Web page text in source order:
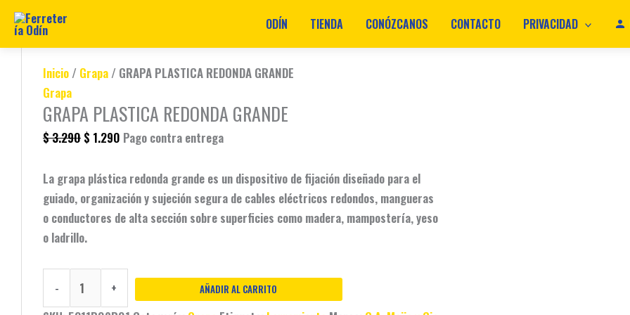
Ir
contenido
ODÍN TIENDA CONÓZCANOS CONTACTO PRIVACIDAD
Inicio / Grapa / GRAPA PLASTICA REDONDA GRANDE
Grapa
GRAPA PLASTICA REDONDA GRANDE
$3.290
Original
price
$ 3.290.
$ 1.290
Current
price
$ 1.290.
Pago contra entrega
La grapa plástica redonda grande es un dispositivo de fijación diseñado para el
guiado, organización y sujeción segura de cables eléctricos redondos, mangueras
o conductores de alta sección sobre superficies como madera, mampostería,yeso
o ladrillo.
-
GRAPA
PLASTICA
REDONDA
GRANDE
cantidad
+ AÑADIR AL CARRITO
Original
price
$ 499.900.
Current
price
$ 459.900.
Original
price
$ 32.990.
Current
price
$ 22.990.
Original
price
$ 89.990.
Current
price
$ 78.990.
Original
price
$ 149.990.
Current
price
$ 100.990.